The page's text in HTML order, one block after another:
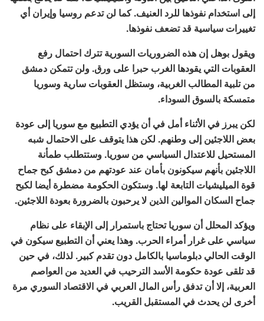
إلى استخدام نفوذها للرد العنيف. كما لن تدعم روسيا وإيران أي
تغييرات سياسية قد تضعف نفوذها.
ويقول بوهل إن هذه الضروريات السورية تترك احتمال رفع
العقوبات التي يقودها الغرب حبرا على ورق. ولن تتمكن دمشق
من تلبية المطالب الغربية، وستظل العقوبات سارية وسوريا
متمسكة بالسوق السوداء.
لكن يبرز في الأثناء أمل في أن يؤدي التطبيع مع سوريا إلى عودة
بعض اللاجئين إلى وطنهم. لكن هذا يتوقف على الاحتمال شبه
المستحيل للاعتدال السياسي من سوريا. وستتطلب طمأنة
اللاجئين بأنهم سيكونون بأمان عند عودتهم من دمشق كبح جماح
قوة الميليشيات التابعة لها. وستكون الحكومة مضطرة أيضا لكبح
جماح السكان الموالين الذين لا يرحبون بالضرورة بعودة اللاجئين.
ويؤكد المحلل أن سوريا تحتاج باستمرار إلى الإبقاء على نظام
سياسي على غرار أمراء الحرب. وهذا يعني أن التطبيع سيكون في
الوقت الحالي دبلوماسيا بالكامل دون تقدم كبير. لذلك، في حين
قد تلقى عودة حكومة الأسد الترحيب في العديد من العواصم
العربية، إلا أن تدفق رأس المال العربي في الاقتصاد السوري مرة
أخرى لن يحدث في المستقبل القريب.